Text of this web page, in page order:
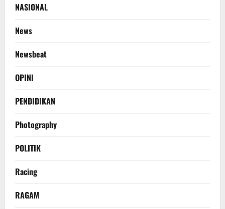
NASIONAL
News
Newsbeat
OPINI
PENDIDIKAN
Photography
POLITIK
Racing
RAGAM